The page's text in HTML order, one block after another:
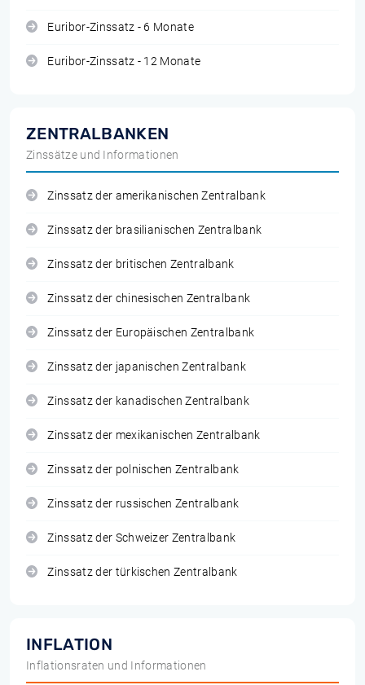
Euribor-Zinssatz - 6 Monate
Euribor-Zinssatz - 12 Monate
ZENTRALBANKEN
Zinssätze und Informationen
Zinssatz der amerikanischen Zentralbank
Zinssatz der brasilianischen Zentralbank
Zinssatz der britischen Zentralbank
Zinssatz der chinesischen Zentralbank
Zinssatz der Europäischen Zentralbank
Zinssatz der japanischen Zentralbank
Zinssatz der kanadischen Zentralbank
Zinssatz der mexikanischen Zentralbank
Zinssatz der polnischen Zentralbank
Zinssatz der russischen Zentralbank
Zinssatz der Schweizer Zentralbank
Zinssatz der türkischen Zentralbank
INFLATION
Inflationsraten und Informationen